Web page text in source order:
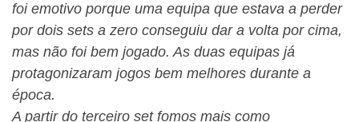
foi emotivo porque uma equipa que estava a perder
por dois sets a zero conseguiu dar a volta por cima,
mas não foi bem jogado. As duas equipas já
protagonizaram jogos bem melhores durante a
época.
A partir do terceiro set fomos mais como